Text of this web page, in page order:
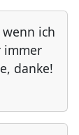
ich
immer
danke!